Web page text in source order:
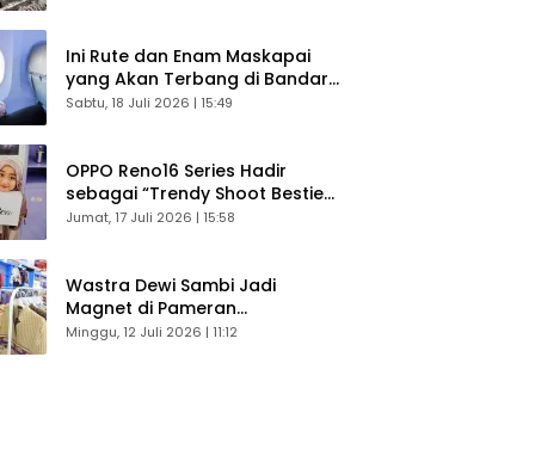
Ini Rute dan Enam Maskapai
yang Akan Terbang di Bandara
Husein Sastranegara
Sabtu, 18 Juli 2026 | 15:49
OPPO Reno16 Series Hadir
sebagai “Trendy Shoot Bestie”,
Bikin Konten Kreator Makin
Jumat, 17 Juli 2026 | 15:58
Wastra Dewi Sambi Jadi
Magnet di Pameran
Dekranasda, Banyak Diminati
Minggu, 12 Juli 2026 | 11:12